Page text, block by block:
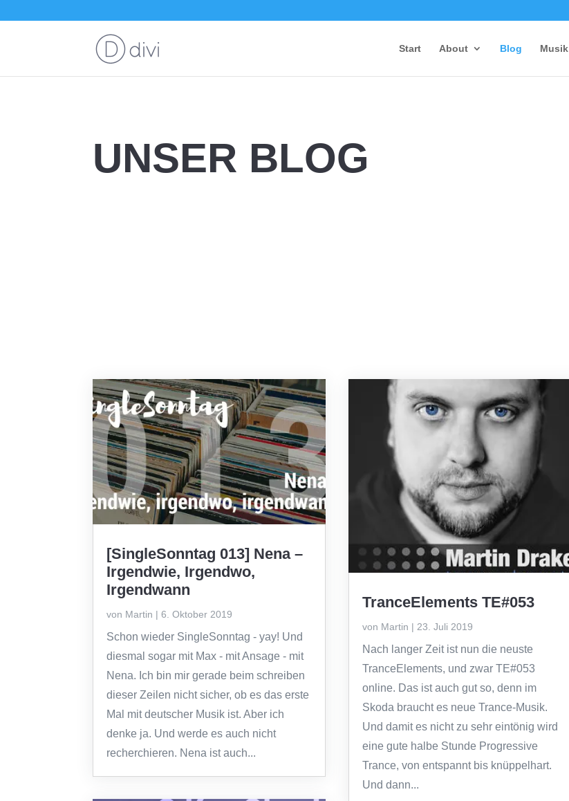
Start About Blog Musik
UNSER BLOG
[SingleSonntag 013] Nena –
Irgendwie, Irgendwo,
Irgendwann
von Martin |6. Oktober 2019
Schon wieder SingleSonntag - yay! Und
diesmal sogar mit Max - mit Ansage - mit
Nena. Ich bin mir gerade beim schreiben
dieser Zeilen nicht sicher, ob es das erste
Mal mit deutscher Musik ist. Aber ich
denke ja. Und werde es auch nicht
recherchieren. Nena ist auch...
TranceElements TE#053
von Martin | 23. Juli 2019
Nach langer Zeit ist nun die neuste
TranceElements, und zwar TE#053
online. Das ist auch gut so, denn im
Skoda braucht es neue Trance-Musik.
Und damit es nicht zu sehr eintönig wird
eine gute halbe Stunde Progressive
Trance, von entspannt bis knüppelhart.
Und dann...